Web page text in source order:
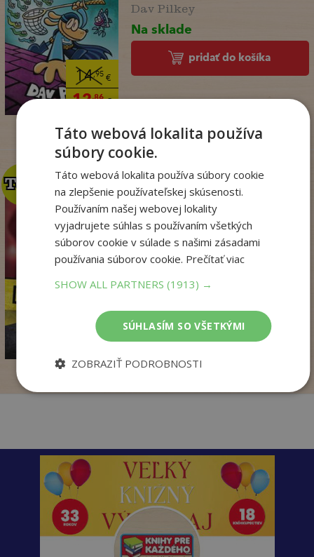
14,95€
12,86€
Dav Pilkey
Na sklade
pridať do košíka
,95
,18 €
TOP
TOP
Krv sa stane zábavou
(Dominik Dán 42)
Dominik Dán
Táto webová lokalita používa
súbory cookie.
Táto webová lokalita používa súbory cookie
na zlepšenie používateľskej skúsenosti.
Používaním našej webovej lokality
vyjadrujete súhlas s používaním všetkých
súborov cookie v súlade s našimi zásadami
používania súborov cookie. Prečítať viac
SHOW ALL PARTNERS(1913) →
SÚHLASÍM SO VŠETKÝMI
ZOBRAZIŤ PODROBNOSTI